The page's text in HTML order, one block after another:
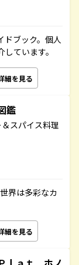
ドブック。個人
ています。
細を見る
鑑
スパイス料理
界は多彩なカ
細を見る